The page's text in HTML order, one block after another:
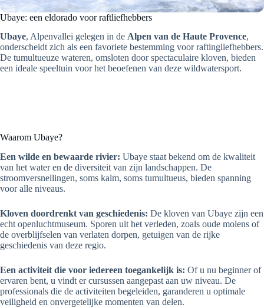
Ubaye: een eldorado voor raftliefhebbers
Ubaye, Alpenvallei gelegen in de Alpen van de Haute Provence,
onderscheidt zich als een favoriete bestemming voor raftingliefhebbers.
De tumultueuze wateren, omsloten door spectaculaire kloven, bieden
een ideale speeltuin voor het beoefenen van deze wildwatersport.
Waarom Ubaye?
Een wilde en bewaarde rivier: Ubaye staat bekend om de kwaliteit
van het water en de diversiteit van zijn landschappen. De
stroomversnellingen, soms kalm, soms tumultueus, bieden spanning
voor alle niveaus.
Kloven doordrenkt van geschiedenis: De kloven van Ubaye zijn een
echt openluchtmuseum. Sporen uit het verleden, zoals oude molens of
de overblijfselen van verlaten dorpen, getuigen van de rijke
geschiedenis van deze regio.
Een activiteit die voor iedereen toegankelijk is: Of u nu beginner of
ervaren bent, u vindt er cursussen aangepast aan uw niveau. De
professionals die de activiteiten begeleiden, garanderen u optimale
veiligheid en onvergetelijke momenten van delen.